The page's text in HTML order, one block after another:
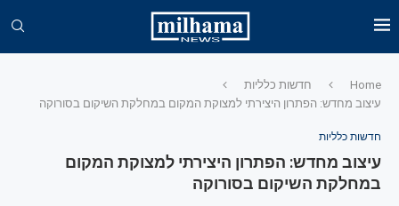
Home
חדשות כלליות
עיצוב מחדש: הפתרון היצירתי למצוקת המקום במחלקת השיקום בסורוקה
חדשות כלליות
עיצוב מחדש: הפתרון היצירתי למצוקת המקום
במחלקת השיקום בסורוקה